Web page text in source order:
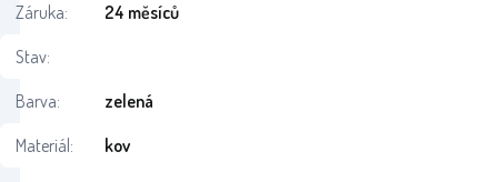
Záruka:
24 měsíců
Stav:
Barva:
zelená
Materiál:
kov